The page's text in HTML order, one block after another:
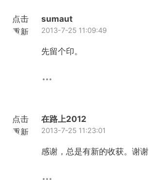
点击
重新
sumaut
2013-7-25 11:09:49
先留个印。
点击
重新
在路上2012
2013-7-25 11:23:01
感谢，总是有新的收获。谢谢